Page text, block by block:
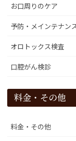
お口周りのケア
予防・メインテナン
オロトックス検査
口腔がん検診
料金・その他
料金・その他